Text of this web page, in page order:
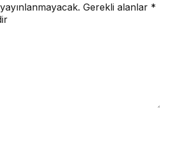
Gerekli alanlar *